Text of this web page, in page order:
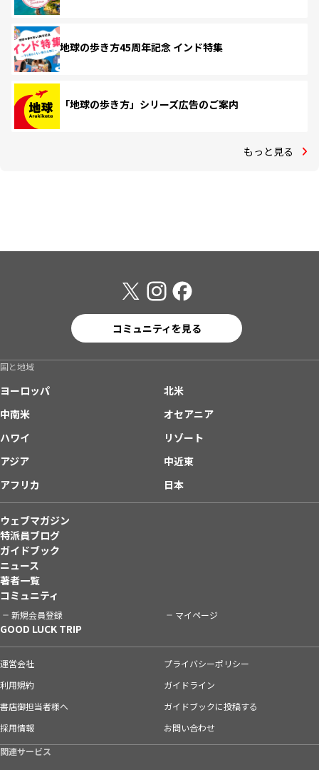
地球の歩き方45周年記念 インド特集
「地球の歩き方」シリーズ広告のご案内
もっと見る
コミュニティを見る
国と地域
ヨーロッパ
北米
中南米
オセアニア
ハワイ
リゾート
アジア
中近東
アフリカ
日本
ウェブマガジン
特派員ブログ
ガイドブック
ニュース
著者一覧
コミュニティ
新規会員登録 マイページ
GOOD LUCK TRIP
運営会社
プライバシーポリシー
利用規約
ガイドライン
書店御担当者様へ
ガイドブックに投稿する
採用情報
お問い合わせ
関連サービス